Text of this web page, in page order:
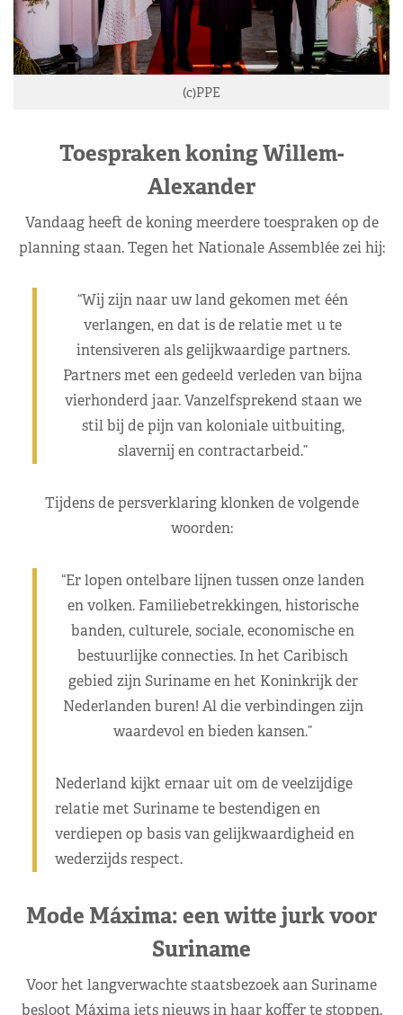
(c)PPE
Toespraken koning Willem-
Alexander
Vandaag heeft de koning meerdere toespraken op de
planning staan. Tegen het Nationale Assemblée zei hij:
“Wij zijn naar uw land gekomen met één
verlangen, en dat is de relatie met u te
intensiveren als gelijkwaardige partners.
Partners met een gedeeld verleden van bijna
vierhonderd jaar. Vanzelfsprekend staan we
stil bij de pijn van koloniale uitbuiting,
slavernij en contractarbeid.”
Tijdens de persverklaring klonken de volgende
woorden:
“Er lopen ontelbare lijnen tussen onze landen
en volken. Familiebetrekkingen, historische
banden, culturele, sociale, economische en
bestuurlijke connecties. In het Caribisch
gebied zijn Suriname en het Koninkrijk der
Nederlanden buren! Al die verbindingen zijn
waardevol en bieden kansen.”
Nederland kijkt ernaar uit om de veelzijdige
relatie met Suriname te bestendigen en
verdiepen op basis van gelijkwaardigheid en
wederzijds respect.
Mode Máxima: een witte jurk voor
Suriname
Voor het langverwachte staatsbezoek aan Suriname
besloot Máxima iets nieuws in haar koffer te stoppen.